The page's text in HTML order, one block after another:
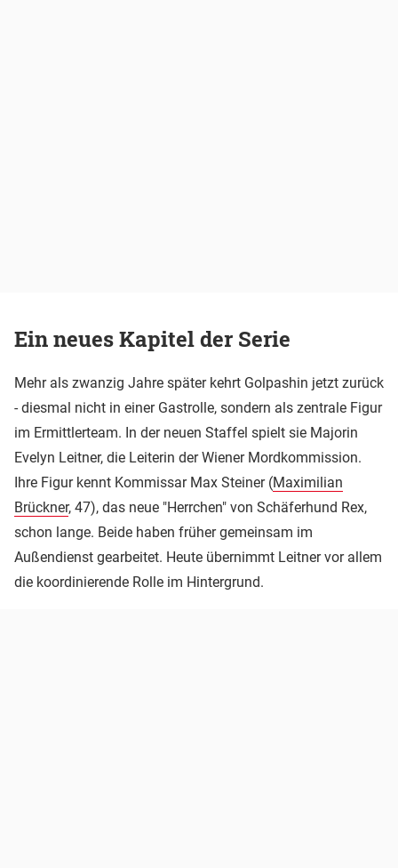
Ein neues Kapitel der Serie
Mehr als zwanzig Jahre später kehrt Golpashin jetzt zurück
- diesmal nicht in einer Gastrolle, sondern als zentrale Figur
im Ermittlerteam. In der neuen Staffel spielt sie Majorin
Evelyn Leitner, die Leiterin der Wiener Mordkommission.
Ihre Figur kennt Kommissar Max Steiner (Maximilian
Brückner, 47), das neue "Herrchen" von Schäferhund Rex,
schon lange. Beide haben früher gemeinsam im
Außendienst gearbeitet. Heute übernimmt Leitner vor allem
die koordinierende Rolle im Hintergrund.